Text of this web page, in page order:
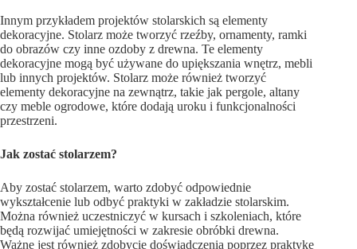
Innym przykładem projektów stolarskich są elementy
dekoracyjne. Stolarz może tworzyć rzeźby, ornamenty, ramki
do obrazów czy inne ozdoby z drewna. Te elementy
dekoracyjne mogą być używane do upiększania wnętrz, mebli
lub innych projektów. Stolarz może również tworzyć
elementy dekoracyjne na zewnątrz, takie jak pergole, altany
czy meble ogrodowe, które dodają uroku i funkcjonalności
przestrzeni.
Jak zostać stolarzem?
Aby zostać stolarzem, warto zdobyć odpowiednie
wykształcenie lub odbyć praktyki w zakładzie stolarskim.
Można również uczestniczyć w kursach i szkoleniach, które
będą rozwijać umiejętności w zakresie obróbki drewna.
Ważne jest również zdobycie doświadczenia poprzez praktykę